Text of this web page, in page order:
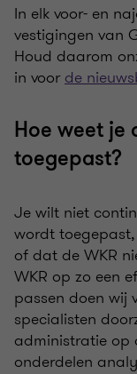
In elk voor- en
vestigingen van
Houd daarom
in voorde
Hoe weet je
toegepast?
Je wilt niet
wordt
of dat de WKR
WKR op zo een
passen doen wij
specialisten
administratie op
onderdelen